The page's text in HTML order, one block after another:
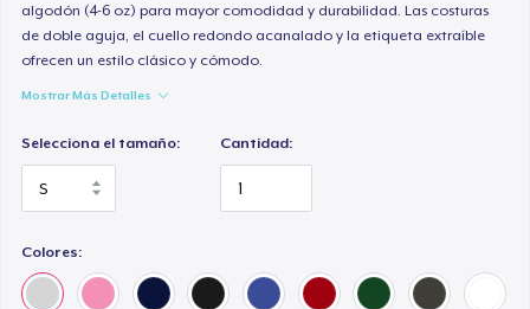
algodón (4-6 oz) para mayor comodidad y durabilidad. Las costuras
de doble aguja, el cuello redondo acanalado y la etiqueta extraíble
ofrecen un estilo clásico y cómodo.
Mostrar Más Detalles
Selecciona el tamaño: Cantidad:
Colores: